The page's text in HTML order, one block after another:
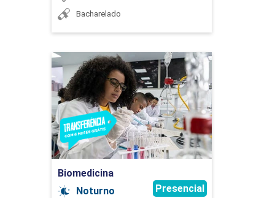
Bacharelado
Biomedicina
Noturno
Presencial
Biomedicina
Detalhes do curso
Ir para Inscrição